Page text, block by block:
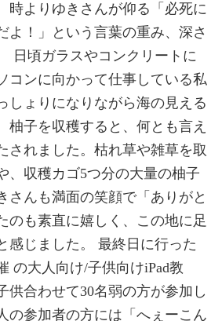
時よりゆきさんが仰る「必死に
よ！」という言葉の重み、深さ
日頃ガラスやコンクリートに
コンに向かって仕事している私
しょりになりながら海の見える
柚子を収穫すると、何とも言え
されました。枯れ草や雑草を取
、収穫カゴ5つ分の大量の柚子
さんも満面の笑顔で「ありがと
のも素直に嬉しく、この地に足
感じました。 最終日に行った
の大人向け/子供向けiPad教
供合わせて30名弱の方が参加し
の参加者の方には「へぇーこん